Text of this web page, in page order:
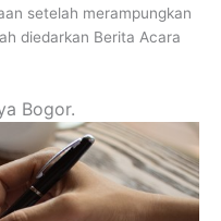
setelah merampungkan
diedarkan Berita Acara
Bogor.